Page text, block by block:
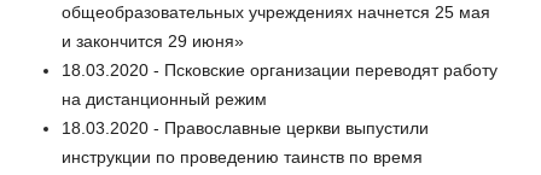
общеобразовательных учреждениях начнется 25 мая
и закончится 29 июня»
18.03.2020 - Псковские организации переводят работу
на дистанционный режим
18.03.2020 - Православные церкви выпустили
инструкции по проведению таинств по время